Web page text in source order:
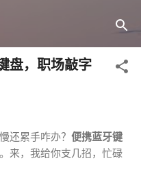
盘，职场敲字
还累手咋办？ 便携蓝牙键
来，我给你支几招，忙碌